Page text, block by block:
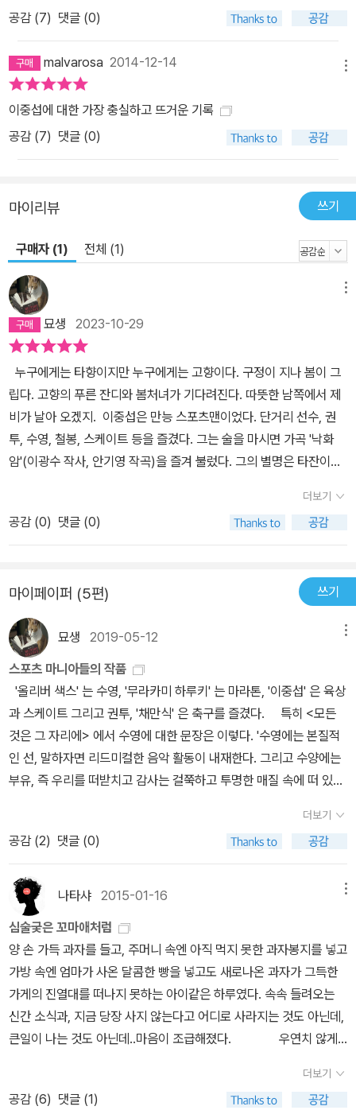
되어주었다. 그러나 기억이란 때로 왜곡되기도 하고 과장되기도 하는
하여 그의 생을 대표하는 중요한 장면으로 남았다. 몇 가지 예를 들어
보자. 그동안 이중섭이 오산고보에 진학한 것은 민족정신을 추구하는
오산고보의 이념과 맞았기 때문이라고 알려져 있었다. 그러나 이중섭
은 평양 제2고등보통학교에 두 차례 연이어 낙방하고 난 뒤 외할아버
지 이진태와 오산고보 설립자인 이승훈과의 인연으로 말미암아 오산
도쿄미술학교가 아닌 제국미술학교로, 뒤이어 문화학원으로 옮긴 까
선호하는 자유로운 기질 때문이라고 알려져 있었다. 그러나 그가 유
학이 쉬운 제국미술학교로 간 것이고, 부진한 성적으로 정학 처분을
받아 문화학원으로 옮긴 것이다.(본문 82쪽, 본문 95쪽) 서귀포에서
지낸 기간 역시 그동안 6개월부터 1년까지 의견이 분분했으며(본문
로 잡았고,(본문 424쪽) 그가 정신병력을 보인 것은 가문의 내력이
라는 설부터 서울 개인전 당시부터라는 의견이 분분했으나 1955년
7월 이후라는 것 역시 밝혔다.(본문 624쪽) 자신의 작품이 MoMA
에 소장되었다는 사실을 알고 대수롭지 않은 척 반응했다는 것은 사
실 무근이며 그는 살아 생전 자신의 작품이 MoMA에 소장된 사실조
의 불불명했던 생일부터 몇 차례 열었던 개인전의 경위, 사망의 시점,
수 있게 되었다. 1916년 9월 16일에서 1956년 9월 6일까지 살았던
그는 물론이요 사후부터 지금까지 그를 바라보는 시선의 방식을 되돌
아보다 1956년 9월 6일 서대문 서울적십자병원 311호실에서 이중
섭은 외롭게 홀로 세상을 떠났다. 세상을 떠난 뒤에도 ‘간장염으로 사
망한 무연고자’로 분류되어 아무도 찾아오지 않는 영안실에 이틀 동
안 홀로 있어야 했다. 사흘째가 되어서야 그의 사망 사실을 알게 된 지
인들이 그의 장례를 치렀다. 그렇게 세상을 떠난 뒤 그를 추모하는 기
사들이 곳곳에서 등장했다. 최열의 『이중섭 평전』은 생전의 이중섭의
생애를 추적하는 것은 물론 사후 쏟아지듯 뜨거워진 그에 대한 관심
의 현상 역시 고스란히 담았다. 후일담에 그치지 않고 ‘외전-그 떠난
까지 대규모로 열린 그의 작품전의 풍경을 통해 그에 관한 우리 사회
당시 진품이 거의 소장되지 못한 현실에 대한 안타까움, 그의 유작에
관한 논란 등을 아우르며 이중섭을 우리가 어떻게 소비해 왔는지에
대해서도 냉정하게 되돌아보는 계기를 제공한다. 9월은 실로 이중섭
의 달이다. 그는 1916년 9월 16일에 태어나 1956년 9월 6일에 세
상을 떠났다. 벌써 세상을 떠난 지 58년. 이제 그를 그저 소비하기만
하는 우리의 방식을 바로잡을 때도 되었다고 저자는 말없이 말을 건
넨다. 화가 이중섭을 살피는 첫걸음, 그의 생애와 그가 이룩한 예술 세
계의 밀접성에 주목하다 이중섭은 길지 않은 생애를 이 땅에 살면서
식민지 백성으로, 피난민으로, 아내와 아이들을 멀리 떠나 보낸 외로
운 사람으로 살았다. 그는 평남 평원에서 태어나 평양과 정주, 원산 등
공감 (7) 댓글 (0)
malvarosa 2014-12-14
이중섭에 대한 가장 충실하고 뜨거운 기록
공감 (7) 댓글 (0)
마이리뷰 쓰기
구매자 (1) 전체 (1)
묘생 2023-10-29
누구에게는 타향이지만 누구에게는 고향이다. 구정이 지나 봄이 그
립다. 고향의 푸른 잔디와 봄처녀가 기다려진다. 따뜻한 남쪽에서 제
비가 날아 오겠지. 이중섭은 만능 스포츠맨이었다. 단거리 선수, 권
투, 수영, 철봉, 스케이트 등을 즐겼다. 그는 술을 마시면 가곡 '낙화
암'(이광수 작사, 안기영 작곡)을 즐겨 불렀다. 그의 별명은 타잔이었
학교 시절 불어 실력이 좋았다. 그는 프랑스 유학을 꿈꾸고 있었다. 그
는 미술해부학에 열중하고 인체와 동물의 골격 습작을 되풀이 했다.
그는 보들레르라드니가 발레리, 릴케, 베를렌 등의 시를 암송했다. 피
국적 예술지상주의자였다. 프랑스와 독일의 근대 시인들은 1930년
대 식민지 조선 청년을 사로 잡았다. 아내 야마모토 마사코 여사와는
캠퍼스커플(CC)이었다. 이중섭의 하숙방은 언제나 깨끗했고 그 한가
운데 난초를 키우는 깔끔함을 지니고 있었다. 그의 소의 머리, 서 있
는 소 등 독창적 화법과 시대에 앞서는 미의식에서 그의 지인들은 새
로운 감정으로 관전의 기회를 가졌다. 1940년 7월 전국 어느 곳에서
나 부쩍 통제가 심했고 쌀, 잡곡은 물론 석유를 비롯한 거의 모든 물자
사용을 억제하기 위해 시행하는 배급제도로 일상생활은 곤란해져가
고 있었다. 이중섭은 시국이나 정세에 특별히 반응하지 않았다. 성격
더보기
공감 (0) 댓글 (0)
마이페이퍼 (5편) 쓰기
묘생 2019-05-12
스포츠 마니아들의 작품
'올리버 색스' 는 수영, '무라카미 하루키' 는 마라톤, '이중섭' 은 육상
과 스케이트 그리고 권투, '채만식' 은 축구를 즐겼다. 특히 <모든
것은 그 자리에> 에서 수영에 대한 문장은 이렇다. '수영에는 본질적
인 선, 말하자면 리드미컬한 음악 활동이 내재한다. 그리고 수양에는
부유, 즉 우리를 떠받치고 감사는 걸쭉하고 투명한 매질 속에 떠 있는
안전하게 유지하면서도 자유와 행복감을 주는 육체적 도는 정신적 활
동은 그만의 세계를 구축하는 원동력이 된다.
더보기
공감 (2) 댓글 (0)
나타샤 2015-01-16
심술궂은 꼬마애처럼
양 손 가득 과자를 들고, 주머니 속엔 아직 먹지 못한 과자봉지를 넣고
가방 속엔 엄마가 사온 달콤한 빵을 넣고도 새로나온 과자가 그득한
가게의 진열대를 떠나지 못하는 아이같은 하루였다. 속속 들려오는
신간 소식과, 지금 당장 사지 않는다고 어디로 사라지는 것도 아닌데,
큰일이 나는 것도 아닌데..마음이 조급해졌다. 우연치 않게
역사를 마주하는 것이, 그것이 사건이나 나열하는 것이 아닌 인간적
인, 너무나도 인간적이며 인간중심의 역사를 꾸려가야하는 당위를 알
더보기
공감 (6) 댓글 (1)